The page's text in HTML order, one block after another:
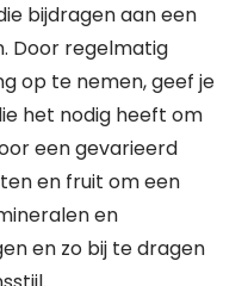
bijdragen aan een
Door regelmatig
op te nemen, geef je
het nodig heeft om
een gevarieerd
en fruit om een
en
en zo bij te dragen